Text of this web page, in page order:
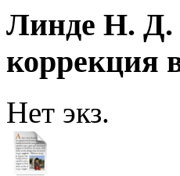
Линде Н. Д.
коррекция
Нет экз.